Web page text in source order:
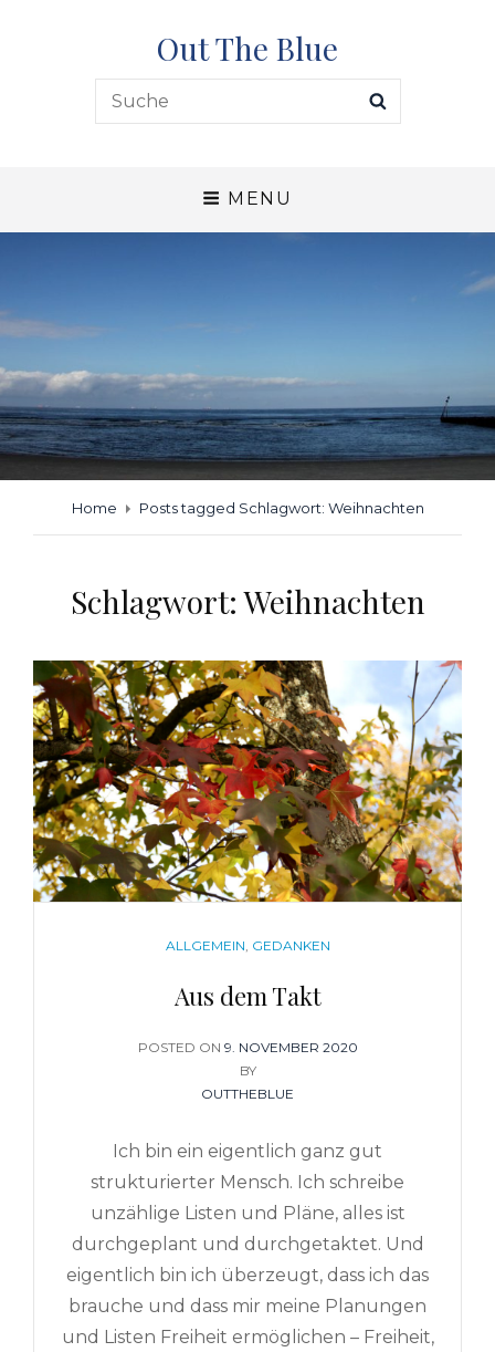
Out The Blue
Search
for:
MENU
Home Posts tagged Schlagwort: Weihnachten
Schlagwort:Weihnachten
CATEGORIES
ALLGEMEIN, GEDANKEN
Aus dem Takt
POSTED ON POSTED
ON
9. NOVEMBER 2020
BY
OUTTHEBLUE
Ich bin ein eigentlich ganz gut
strukturierter Mensch. Ich schreibe
unzählige Listen und Pläne, alles ist
durchgeplant und durchgetaktet. Und
eigentlich bin ich überzeugt, dass ich das
brauche und dass mir meine Planungen
und Listen Freiheit ermöglichen – Freiheit,